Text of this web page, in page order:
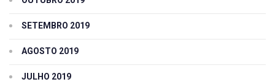
SETEMBRO 2019
AGOSTO 2019
JULHO 2019